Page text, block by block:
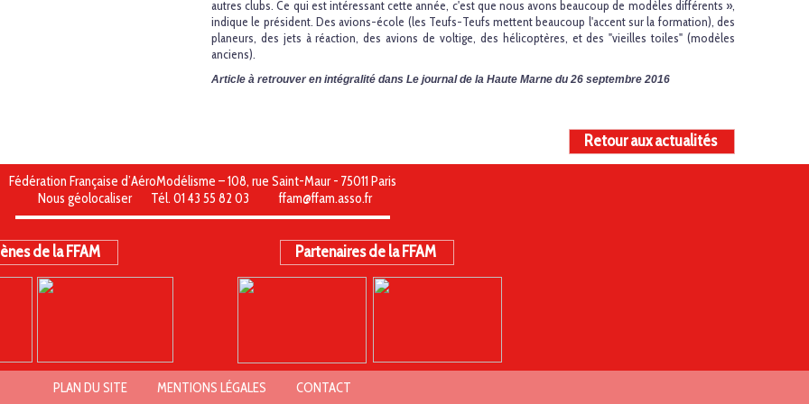
autres clubs. Ce qui est intéressant cette année, c'est que nous avons beaucoup de modèles différents »,
indique le président. Des avions-école (les Teufs-Teufs mettent beaucoup l'accent sur la formation), des
planeurs, des jets à réaction, des avions de voltige, des hélicoptères, et des "vieilles toiles" (modèles
anciens).
Article à retrouver en intégralité dans Le journal de la Haute Marne du 26 septembre 2016
Retour aux actualités
Fédération Française d’AéroModélisme – 108, rue Saint-Maur - 75011 Paris
Nous géolocaliser
Tél. 01 43 55 82 03 ffam@ffam.asso.fr
de la FFAM Partenaires de la FFAM
PLAN DU SITE MENTIONS LÉGALES CONTACT